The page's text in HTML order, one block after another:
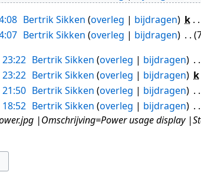
Bertrik Sikken overleg bijdragen k
Bertrik Sikken overleg bijdragen
Bertrik Sikken overleg bijdragen
Bertrik Sikken overleg bijdragen k
Bertrik Sikken overleg bijdragen
Bertrik Sikken overleg bijdragen
|Omschrijving=Power usage display